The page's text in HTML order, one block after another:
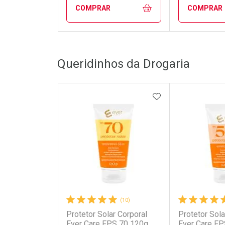
COMPRAR
Laboratório
Ativar Desconto
Por Menos
COMPRAR
Ativar
Por
Queridinhos da Drogaria
(10)
Protetor Solar Corporal
ADICIONAR AOS
Protetor